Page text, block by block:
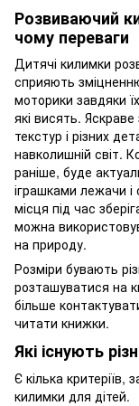
Розвиваючий
чому переваги
Дитячі килимки
сприяють
моторики завдяки
які висять.
текстур і різних
навколишній світ.
раніше, буде
іграшками лежачи
місця під час
можна
на природу.
Розміри бувають
розташуватися на
більше
читати книжки.
Які існують
Є кілька критеріїв,
килимки для дітей.